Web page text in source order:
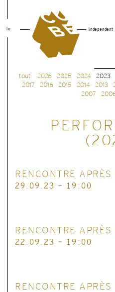
le independent
tout 2026 2025 2024 2023
2017
2016 2015 2014 2013
2007
RENCONTRE APRÈS
29.09.23 - 19:00
RENCONTRE APRÈS
22.09.23 - 19:00
RENCONTRE APRÈS